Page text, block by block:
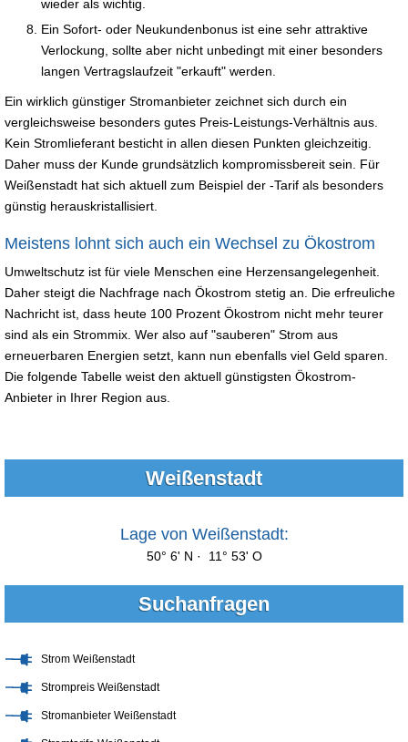
wieder als wichtig.
Ein Sofort- oder Neukundenbonus ist eine sehr attraktive
Verlockung, sollte aber nicht unbedingt mit einer besonders
langen Vertragslaufzeit "erkauft" werden.
Ein wirklich günstiger Stromanbieter zeichnet sich durch ein
vergleichsweise besonders gutes Preis-Leistungs-Verhältnis aus.
Kein Stromlieferant besticht in allen diesen Punkten gleichzeitig.
Daher muss der Kunde grundsätzlich kompromissbereit sein. Für
Weißenstadt hat sich aktuell zum Beispiel der -Tarif als besonders
günstig herauskristallisiert.
Meistens lohnt sich auch ein Wechsel zu Ökostrom
Umweltschutz ist für viele Menschen eine Herzensangelegenheit.
Daher steigt die Nachfrage nach Ökostrom stetig an. Die erfreuliche
Nachricht ist, dass heute 100 Prozent Ökostrom nicht mehr teurer
sind als ein Strommix. Wer also auf "sauberen" Strom aus
erneuerbaren Energien setzt, kann nun ebenfalls viel Geld sparen.
Die folgende Tabelle weist den aktuell günstigsten Ökostrom-
Anbieter in Ihrer Region aus.
Weißenstadt
Lage von Weißenstadt:
50° 6' N · 11° 53' O
Suchanfragen
Strom Weißenstadt
Strompreis Weißenstadt
Stromanbieter Weißenstadt